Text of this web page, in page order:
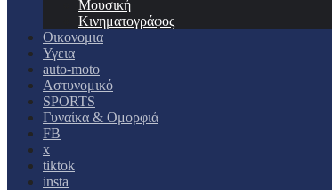
Μουσική
Κινηματογράφος
Οικονομια
Υγεια
auto-moto
Αστυνομικό
SPORTS
Γυναίκα & Ομορφιά
FB
x
tiktok
insta